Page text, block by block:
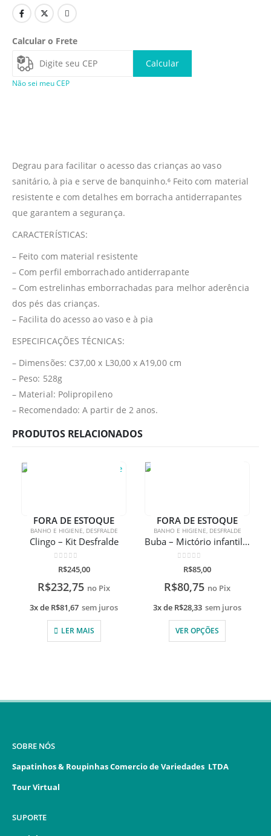
Calcular o Frete
Calcular
Não sei meu CEP
Degrau para facilitar o acesso das crianças ao vaso
sanitário, à pia e serve de banquinho.⁶ Feito com material
resistente e com detalhes em borracha antiderrapantes
que garantem a segurança.
CARACTERÍSTICAS:
– Feito com material resistente
– Com perfil emborrachado antiderrapante
– Com estrelinhas emborrachadas para melhor aderência
dos pés das crianças.
– Facilita do acesso ao vaso e à pia
ESPECIFICAÇÕES TÉCNICAS:
– Dimensões: C37,00 x L30,00 x A19,00 cm
– Peso: 528g
– Material: Polipropileno
– Recomendado: A partir de 2 anos.
PRODUTOS RELACIONADOS
FORA DE ESTOQUE
BANHO E HIGIENE, DESFRALDE
Clingo – Kit Desfralde
de 5
R$245,00
R$232,75 no Pix
3x de R$81,67 sem juros
LER MAIS
FORA DE ESTOQUE
BANHO E HIGIENE, DESFRALDE
Buba – Mictório infantil Sapinho
de 5
R$85,00
R$80,75 no Pix
3x de R$28,33 sem juros
VER OPÇÕES
SOBRE NÓS
Sapatinhos & Roupinhas Comercio de Variedades LTDA
Tour Virtual
SUPORTE